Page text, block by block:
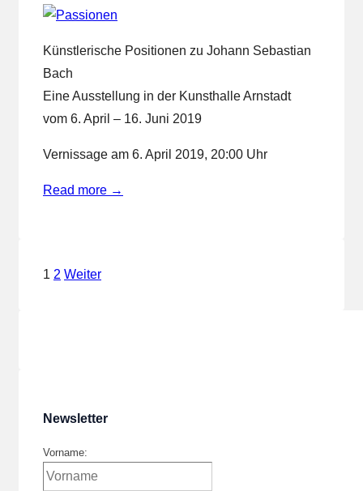
Künstlerische Positionen zu Johann Sebastian
Bach
Eine Ausstellung in der Kunsthalle Arnstadt
vom 6. April – 16. Juni 2019
Vernissage am 6. April 2019, 20:00 Uhr
Read more →
Seitennummerierung
1 2 Weiter
Newsletter
Vorname: